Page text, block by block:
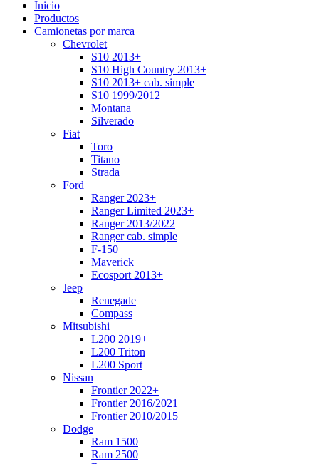
Inicio
Productos
Camionetas por marca
Chevrolet
S10 2013+
S10 High Country 2013+
S10 2013+ cab. simple
S10 1999/2012
Montana
Silverado
Fiat
Toro
Titano
Strada
Ford
Ranger 2023+
Ranger Limited 2023+
Ranger 2013/2022
Ranger cab. simple
F-150
Maverick
Ecosport 2013+
Jeep
Renegade
Compass
Mitsubishi
L200 2019+
L200 Triton
L200 Sport
Nissan
Frontier 2022+
Frontier 2016/2021
Frontier 2010/2015
Dodge
Ram 1500
Ram 2500